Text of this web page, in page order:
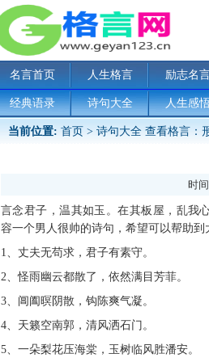
名言首页 人生格言 励志名
经典语录 诗句大全 人生感
当前位置: 首页 > 诗句大全 查看格言：
时
言念君子，温其如玉。在其板屋，乱我
容一个男人很帅的诗句，希望可以帮助到
1、丈夫无苟求，君子有素守。
2、怪雨幽云都散了，依然满目芳菲。
3、阊阖暝阴散，钩陈爽气凝。
4、天籁空南郭，清风洒石门。
5、一朵梨花压海棠，玉树临风胜潘安。